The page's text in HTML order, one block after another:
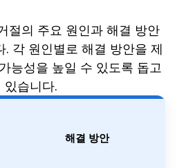
절의 주요 원인과 해결 방안
. 각 원인별로 해결 방안을 제
능성을 높일 수 있도록 돕고
있습니다.
해결 방안